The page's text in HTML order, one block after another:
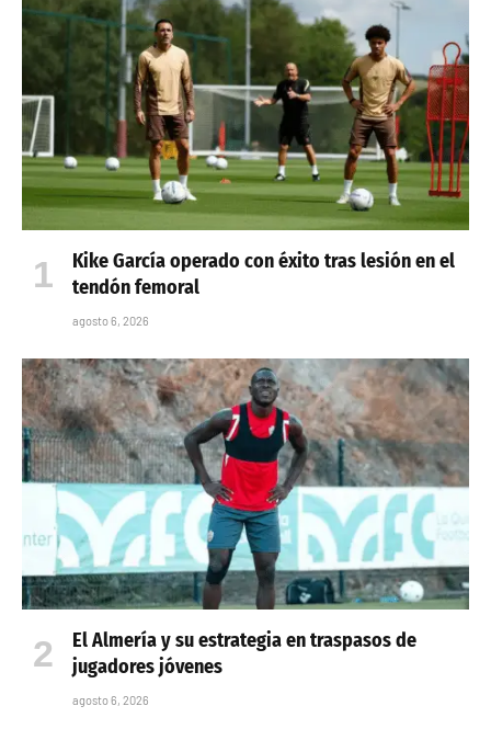
Kike García operado con éxito tras lesión en el
tendón femoral
agosto 6, 2026
El Almería y su estrategia en traspasos de
jugadores jóvenes
agosto 6, 2026